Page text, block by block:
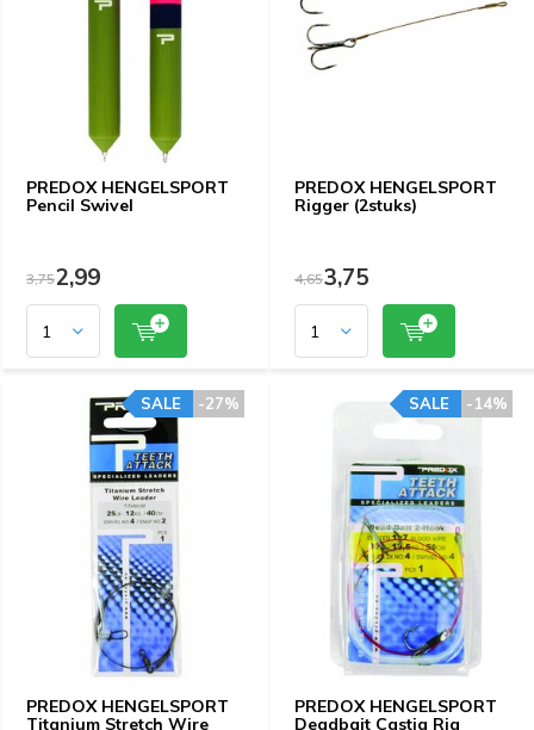
PREDOX HENGELSPORT
Pencil Swivel
3,752,99
PREDOX HENGELSPORT
Rigger (2stuks)
4,653,75
PREDOX HENGELSPORT
Titanium Stretch Wire
-27%
SALE
PREDOX HENGELSPORT
Deadbait Castig Rig
-14%
SALE